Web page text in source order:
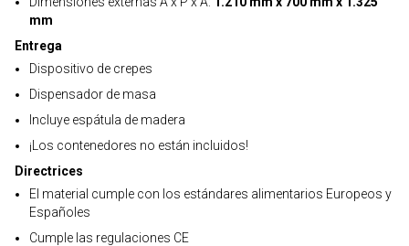
mm
Entrega
Dispositivo de crepes
Dispensador de masa
Incluye espátula de madera
¡Los contenedores no están incluidos!
Directrices
El material cumple con los estándares alimentarios Europeos y
Españoles
Cumple las regulaciones CE